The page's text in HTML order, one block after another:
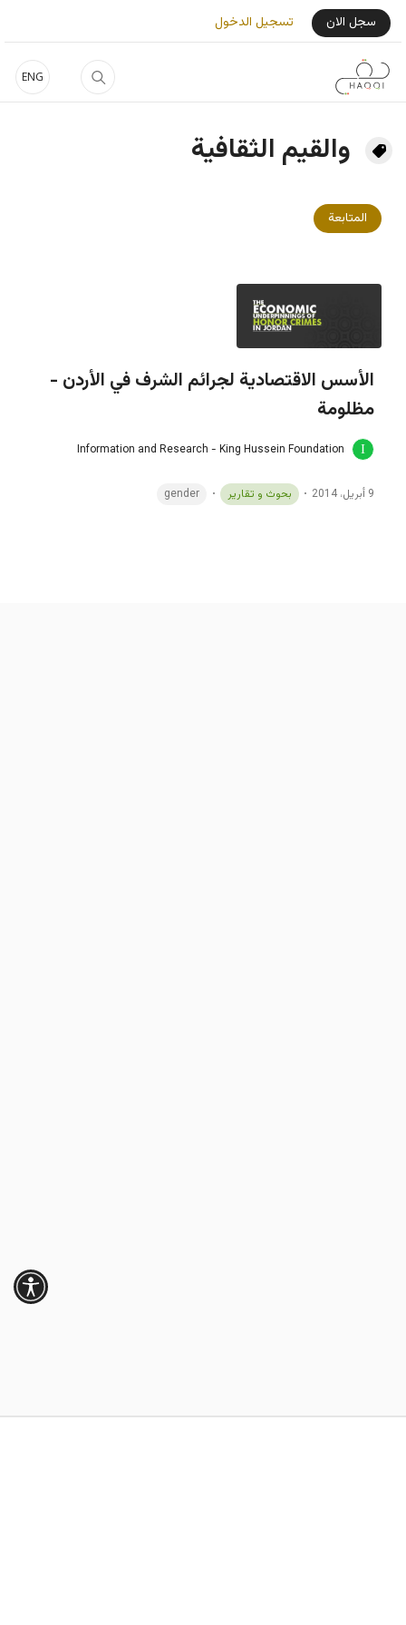
تجاوز إلى المحتوى الرئيسي
ENG
User Login Menu
سجل الان تسجيل الدخول
والقيم الثقافية
المتابعة
الأسس الاقتصادية لجرائم الشرف في الأردن -
مظلومة
Information and Research - King Hussein Foundation
9 أبريل، 2014 بحوث و تقارير gender